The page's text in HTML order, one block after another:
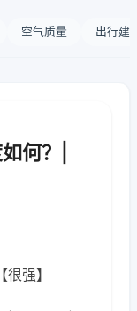
空气质量 出行建
何？|
强】